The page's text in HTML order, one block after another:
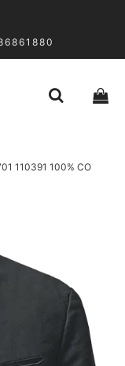
110391 100% CO